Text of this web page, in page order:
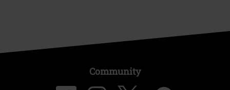
Community